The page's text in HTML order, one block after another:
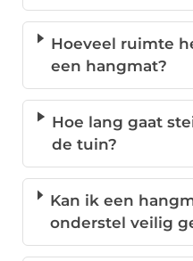
Hoeveel ruimte
een hangmat?
Hoe lang gaat
de tuin?
Kan ik een
onderstel veilig